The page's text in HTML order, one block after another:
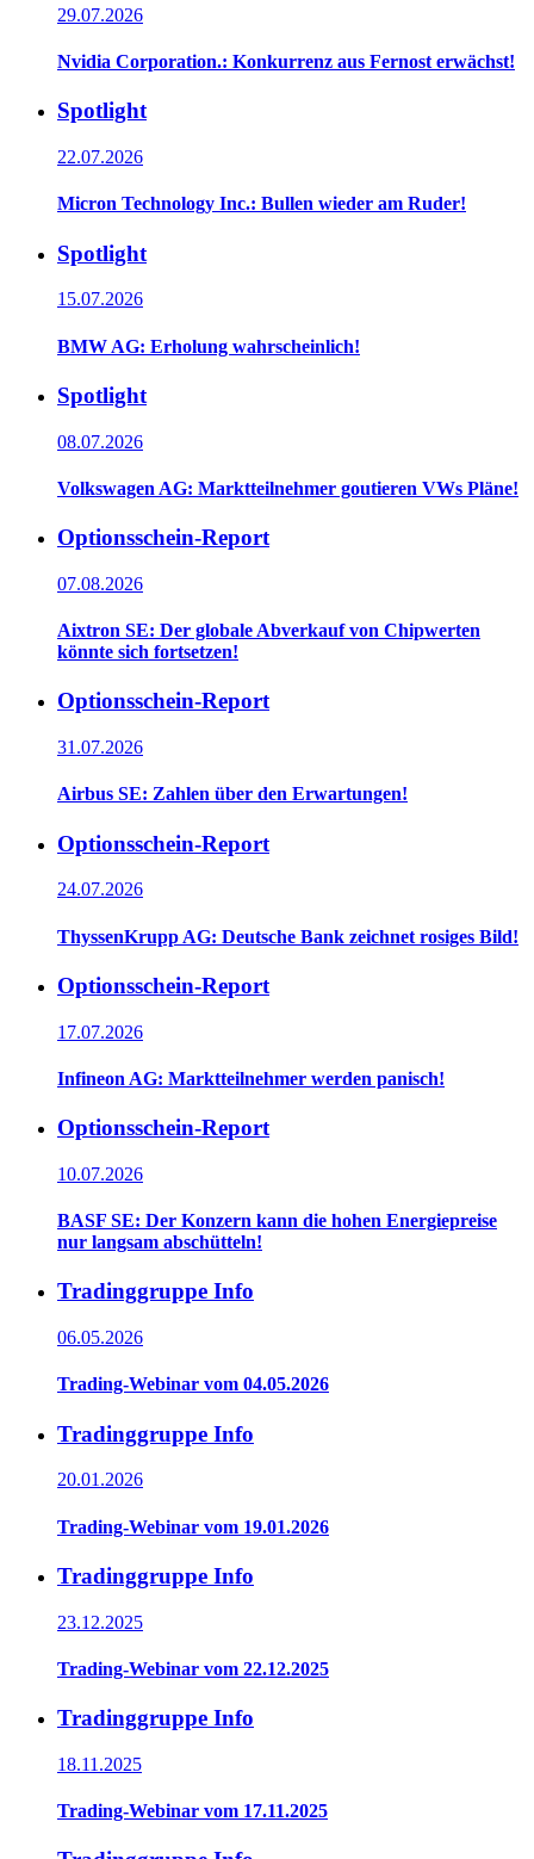
29.07.2026
Nvidia Corporation.: Konkurrenz aus Fernost erwächst!
Spotlight
22.07.2026
Micron Technology Inc.: Bullen wieder am Ruder!
Spotlight
15.07.2026
BMW AG: Erholung wahrscheinlich!
Spotlight
08.07.2026
Volkswagen AG: Marktteilnehmer goutieren VWs Pläne!
Optionsschein-Report
07.08.2026
Aixtron SE: Der globale Abverkauf von Chipwerten
könnte sich fortsetzen!
Optionsschein-Report
31.07.2026
Airbus SE: Zahlen über den Erwartungen!
Optionsschein-Report
24.07.2026
ThyssenKrupp AG: Deutsche Bank zeichnet rosiges Bild!
Optionsschein-Report
17.07.2026
Infineon AG: Marktteilnehmer werden panisch!
Optionsschein-Report
10.07.2026
BASF SE: Der Konzern kann die hohen Energiepreise
nur langsam abschütteln!
Tradinggruppe Info
06.05.2026
Trading-Webinar vom 04.05.2026
Tradinggruppe Info
20.01.2026
Trading-Webinar vom 19.01.2026
Tradinggruppe Info
23.12.2025
Trading-Webinar vom 22.12.2025
Tradinggruppe Info
18.11.2025
Trading-Webinar vom 17.11.2025